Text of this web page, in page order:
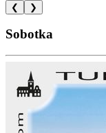
❮ ❯
Sobotka